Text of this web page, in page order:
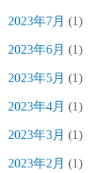
2023年7月 (1)
2023年6月 (1)
2023年5月 (1)
2023年4月 (1)
2023年3月 (1)
2023年2月 (1)